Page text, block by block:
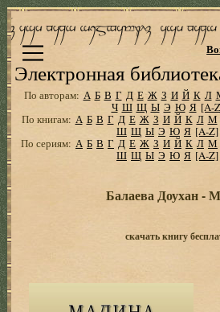
Электронная
По авторам: А Б В Г Д Е Ж З И Й К Л
Ч Ш Щ Ы Э Ю Я [A-
По книгам: А Б В Г Д Е Ж З И Й К Л М
Ш Щ Ы Э Ю Я [A-Z]
По сериям: А Б В Г Д Е Ж З И Й К Л М
Ш Щ Ы Э Ю Я [A-Z]
Балаева Доухан -
скачать книгу